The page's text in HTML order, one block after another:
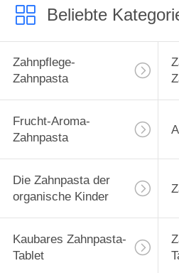
Beliebte
Zahnpflege-
Zahnpasta
Frucht-Aroma-
Zahnpasta
Die Zahnpasta der
organische Kinder
Kaubares Zahnpasta-
Tablet